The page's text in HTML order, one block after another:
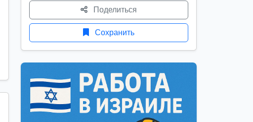
Поделиться
Сохранить